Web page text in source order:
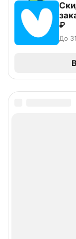
₽
До